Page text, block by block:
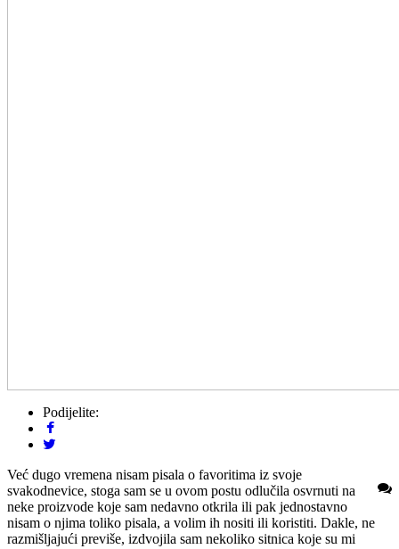
Podijelite:
Već dugo vremena nisam pisala o favoritima iz svoje
svakodnevice, stoga sam se u ovom postu odlučila osvrnuti na
neke proizvode koje sam nedavno otkrila ili pak jednostavno
nisam o njima toliko pisala, a volim ih nositi ili koristiti. Dakle, ne
razmišljajući previše, izdvojila sam nekoliko sitnica koje su mi